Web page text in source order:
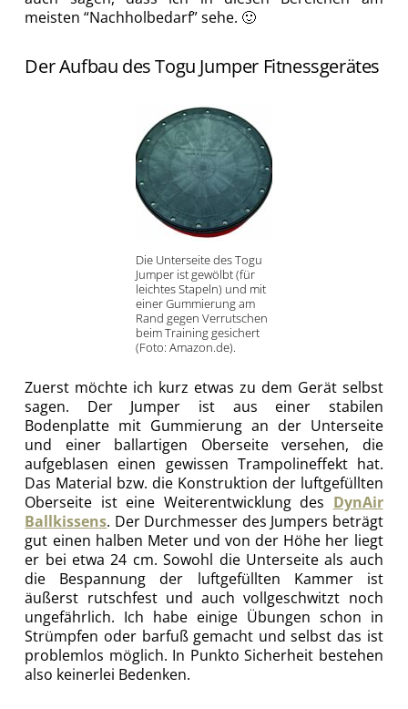
meisten “Nachholbedarf” sehe. 🙂
Der Aufbau des Togu Jumper Fitnessgerätes
Die Unterseite des Togu
Jumper ist gewölbt (für
leichtes Stapeln) und mit
einer Gummierung am
Rand gegen Verrutschen
beim Training gesichert
(Foto: Amazon.de).
Zuerst möchte ich kurz etwas zu dem Gerät selbst
sagen. Der Jumper ist aus einer stabilen
Bodenplatte mit Gummierung an der Unterseite
und einer ballartigen Oberseite versehen, die
aufgeblasen einen gewissen Trampolineffekt hat.
Das Material bzw. die Konstruktion der luftgefüllten
Oberseite ist eine Weiterentwicklung des DynAir
Ballkissens. Der Durchmesser des Jumpers beträgt
gut einen halben Meter und von der Höhe her liegt
er bei etwa 24 cm. Sowohl die Unterseite als auch
die Bespannung der luftgefüllten Kammer ist
äußerst rutschfest und auch vollgeschwitzt noch
ungefährlich. Ich habe einige Übungen schon in
Strümpfen oder barfuß gemacht und selbst das ist
problemlos möglich. In Punkto Sicherheit bestehen
also keinerlei Bedenken.